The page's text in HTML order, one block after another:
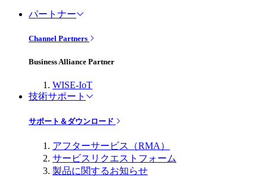
パートナー
Channel Partners
Business Alliance Partner
WISE-IoT
技術サポート
サポート＆ダウンロード
アフターサービス（RMA）
サービスリクエストフォーム
製品に関するお知らせ